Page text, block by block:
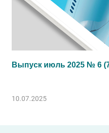
Выпуск июль 2025 № 6
10.07.2025